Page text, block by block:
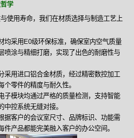
学
使用寿命，我们在材质选择与制造工艺上
均采用E0级环保标准，确保室内空气质量
喷涂与精细打磨，实现了出色的耐磨性与
采用进口铝合金材质，经过精密数控加工
零件的精度与耐久性。
子模块均通过严格的质量检测，支持智能
控系统无缝对接。
据客户的会议室尺寸、品牌标识、功能需
件产品都能完美融入客户的办公空间。